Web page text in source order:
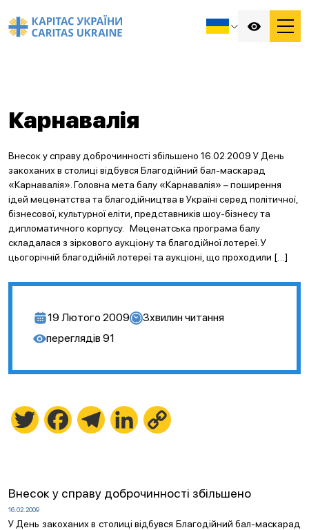
Карнавалія
Внесок у справу доброчинності збільшено 16.02.2009 У День
закоханих в столиці відбувся Благодійний бал-маскарад
«Карнавалія». Головна мета балу «Карнавалія» – поширення
ідей меценатства та благодійництва в Україні серед політичної,
бізнесової, культурної еліти, представників шоу-бізнесу та
дипломатичного корпусу. Меценатська програма балу
складалася з зіркового аукціону та благодійної лотереї. У
цьогорічній благодійній лотереї та аукціоні, що проходили […]
19 Лютого 2009 3хвилин читання
переглядів 91
Twitter FacebookTelegramLinkedIn
Внесок у справу доброчинності збільшено
16.02.2009
У День закоханих в столиці відбувся Благодійний бал-маскарад